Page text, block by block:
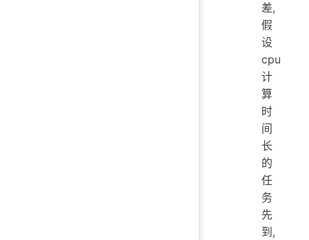
差,
假
设
cpu
计
算
时
间
长
的
任
务
先
到,